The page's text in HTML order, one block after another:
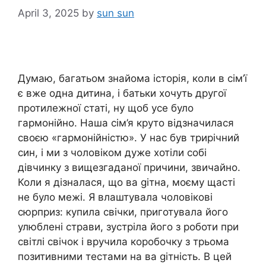
April 3, 2025 by sun sun
Думаю, багатьом знайома історія, коли в сім’ї
є вже одна дитина, і батьки хочуть другої
протилежної статі, ну щоб усе було
гармонійно. Наша сім’я круто відзначилася
своєю «гармонійністю». У нас був трирічний
син, і ми з чоловіком дуже хотіли собі
дівчинку з вищезгаданої причини, звичайно.
Коли я дізналася, що ва gітна, моєму щасті
не було межі. Я влаштувала чоловікові
сюрприз: купила свічки, приготувала його
улюблені страви, зустріла його з роботи при
світлі свічок і вручила коробочку з трьома
позитивними тестами на ва gітність. В цей